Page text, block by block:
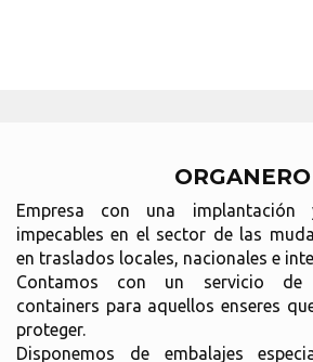
ORGANERO
Empresa con una
impecables en el sector de las
en traslados locales, nacionales e
Contamos con un servicio de
containers para aquellos enseres
proteger.
Disponemos de embalajes